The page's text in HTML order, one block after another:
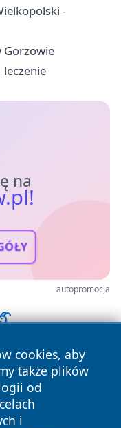
-
Gorzowie
na
autopromocja
cookies, aby
także plików
od
i